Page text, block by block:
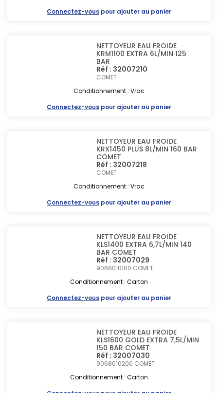
Connectez-vous pour ajouter au panier
NETTOYEUR EAU FROIDE
KRM1100 EXTRA 6L/MIN 125
BAR
Réf : 32007210
COMET
Conditionnement : Vrac
Connectez-vous pour ajouter au panier
NETTOYEUR EAU FROIDE
KRX1450 PLUS 8L/MIN 160 BAR
COMET
Réf : 32007218
COMET
Conditionnement : Vrac
Connectez-vous pour ajouter au panier
NETTOYEUR EAU FROIDE
KLS1400 EXTRA 6,7L/MIN 140
BAR COMET
Réf : 32007029
9068010100 COMET
Conditionnement : Carton
Connectez-vous pour ajouter au panier
NETTOYEUR EAU FROIDE
KLS1600 GOLD EXTRA 7,5L/MIN
150 BAR COMET
Réf : 32007030
9068010200 COMET
Conditionnement : Carton